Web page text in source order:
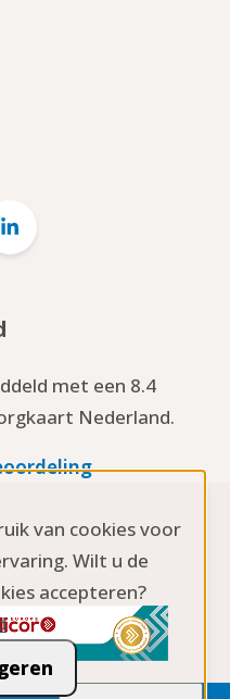
van cookies voor
Wilt u de
accepteren?
Logo
met een 8.4
Nederland.